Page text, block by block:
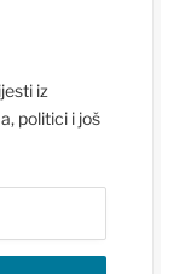
iz
politici i još